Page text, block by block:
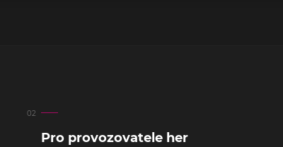
Pro provozovatele her